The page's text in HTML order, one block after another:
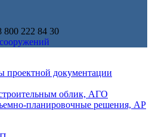
800 222 84 30
проектной документации
облик, АГО
планировочные решения, АР